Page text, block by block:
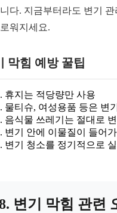
다. 지금부터라도 변기
워지세요.
막힘 예방 꿀팁
휴지는 적당량만 사용
물티슈, 여성용품 등은 변
음식물 쓰레기는 절대로
변기 안에 이물질이 들어
변기 청소를 정기적으로 실
변기 막힘 관련